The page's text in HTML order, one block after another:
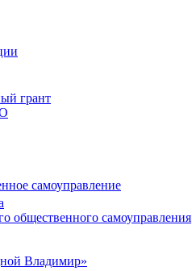
грант
самоуправление
общественного самоуправления
Владимир»